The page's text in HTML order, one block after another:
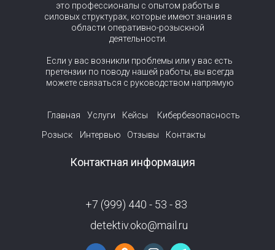
Главная Услуги Кейсы
Кибербезопасность
Интервью
Отзывы Контакты
Розыск
это профессионалы с опытом работы в
силовых структурах, которые имеют знания в
области оперативно-розыскной
деятельности.
Контактная информация
detektiv.oko@mail.ru
+7 (999) 440 - 53 - 83
Если у вас возникли проблемы или у вас есть
претензии по поводу нашей работы, вы всегда
можете связаться с руководством напрямую